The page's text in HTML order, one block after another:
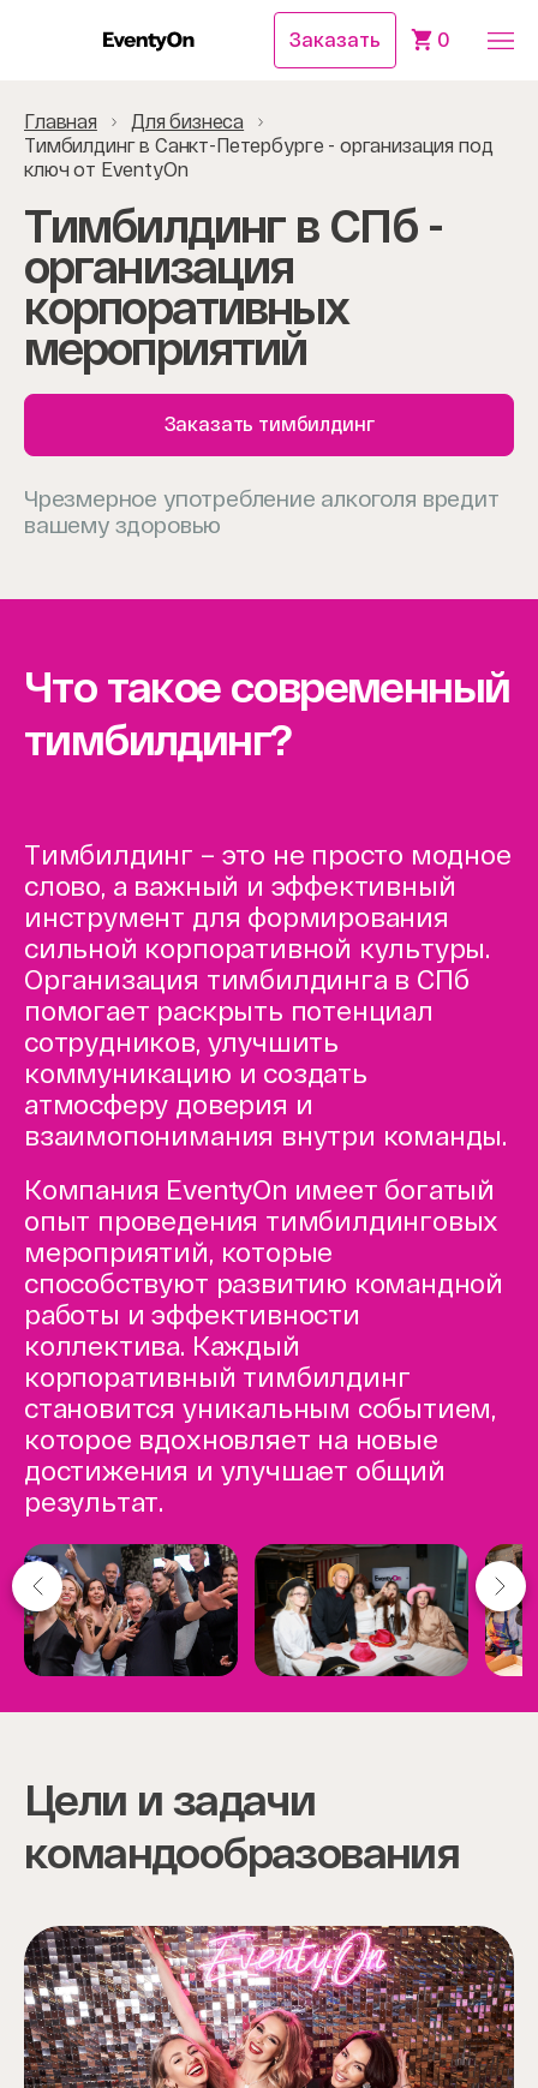
Заказать 0
Главная
Для бизнеса
Тимбилдинг в Санкт-Петербурге - организация под
ключ от EventyOn
Тимбилдинг в СПб -
организация
корпоративных
мероприятий
Заказать тимбилдинг
Чрезмерное употребление алкоголя вредит
вашему здоровью
Что такое современный
тимбилдинг?
Тимбилдинг – это не просто модное
слово, а важный и эффективный
инструмент для формирования
сильной корпоративной культуры.
Организация тимбилдинга в СПб
помогает раскрыть потенциал
сотрудников, улучшить
коммуникацию и создать
атмосферу доверия и
взаимопонимания внутри команды.
Компания EventyOn имеет богатый
опыт проведения тимбилдинговых
мероприятий, которые
способствуют развитию командной
работы и эффективности
коллектива. Каждый
корпоративный тимбилдинг
становится уникальным событием,
которое вдохновляет на новые
достижения и улучшает общий
результат.
1
Цели и задачи
командообразования